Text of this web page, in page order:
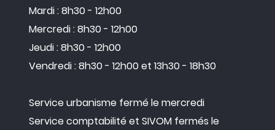
Mardi : 8h30 - 12h00
Mercredi : 8h30 - 12h00
Jeudi : 8h30 - 12h00
Vendredi : 8h30 - 12h00 et 13h30 - 18h30
Service urbanisme fermé le mercredi
Service comptabilité et SIVOM fermés le